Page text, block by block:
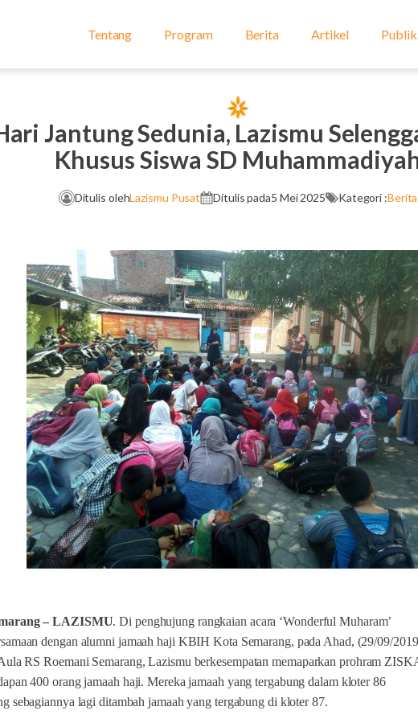
Tentang Program Berita Artikel
Jantung Sedunia, Lazismu
Khusus Siswa SD
Ditulis olehLazismu Pusat Ditulis pada5 Mei 2025 Kategori :Berita
– LAZISMU. Di penghujung rangkaian acara ‘Wonderful Muharam’
dengan alumni jamaah haji KBIH Kota Semarang, pada Ahad, (29/09/
RS Roemani Semarang, Lazismu berkesempatan memaparkan prohram
400 orang jamaah haji. Mereka jamaah yang tergabung dalam kloter 86
sebagiannya lagi ditambah jamaah yang tergabung di kloter 87.